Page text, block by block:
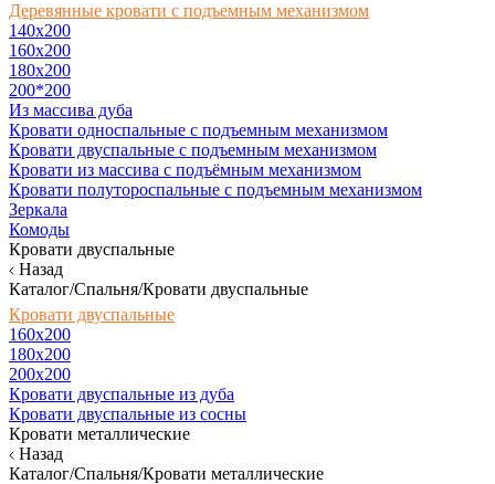
Деревянные кровати с подъемным механизмом
140x200
160х200
180х200
200*200
Из массива дуба
Кровати односпальные с подъемным механизмом
Кровати двуспальные с подъемным механизмом
Кровати из массива с подъёмным механизмом
Кровати полутороспальные с подъемным механизмом
Зеркала
Комоды
Кровати двуспальные
Назад
Каталог/Спальня/Кровати двуспальные
Кровати двуспальные
160х200
180x200
200x200
Кровати двуспальные из дуба
Кровати двуспальные из сосны
Кровати металлические
Назад
Каталог/Спальня/Кровати металлические